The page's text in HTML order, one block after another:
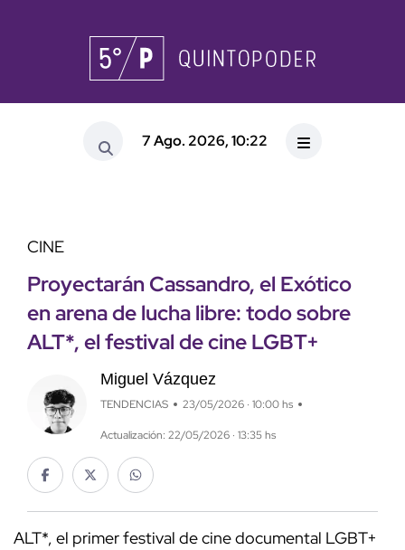
7 Ago. 2026, 10:22
CINE
Proyectarán Cassandro, el Exótico
en arena de lucha libre: todo sobre
ALT*, el festival de cine LGBT+
Miguel Vázquez
TENDENCIAS 23/05/2026 · 10:00 hs
Actualización: 22/05/2026 · 13:35 hs
ALT*, el primer festival de cine documental LGBT+